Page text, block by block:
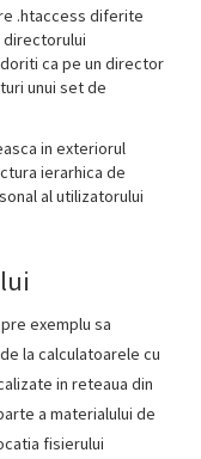
.htaccess diferite
ca pe un director
unui set de
in exteriorul
ierarhica de
al utilizatorului
exemplu sa
la calculatoarele cu
in reteaua din
a materialului de
fisierului